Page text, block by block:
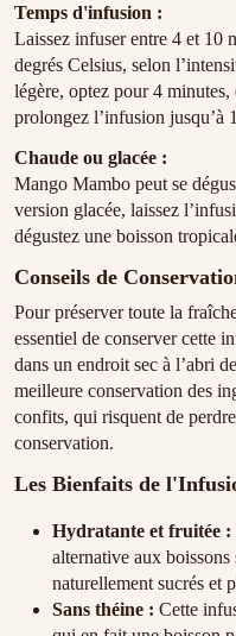
Temps d'infusion :
Laissez infuser entre 4 et 10
degrés Celsius, selon
légère, optez pour 4
prolongez l’infusion jusqu’à
Chaude ou glacée :
Mango Mambo peut se
version glacée, laissez
dégustez une boisson
Conseils de
Pour préserver toute la
essentiel de conserver cette
dans un endroit sec à l’abri
meilleure conservation des
confits, qui risquent de
conservation.
Les Bienfaits de
Hydratante et fruitée :
alternative aux boissons
naturellement sucrés et
Sans théine : Cette